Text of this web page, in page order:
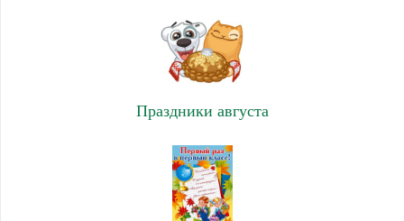
Праздники августа